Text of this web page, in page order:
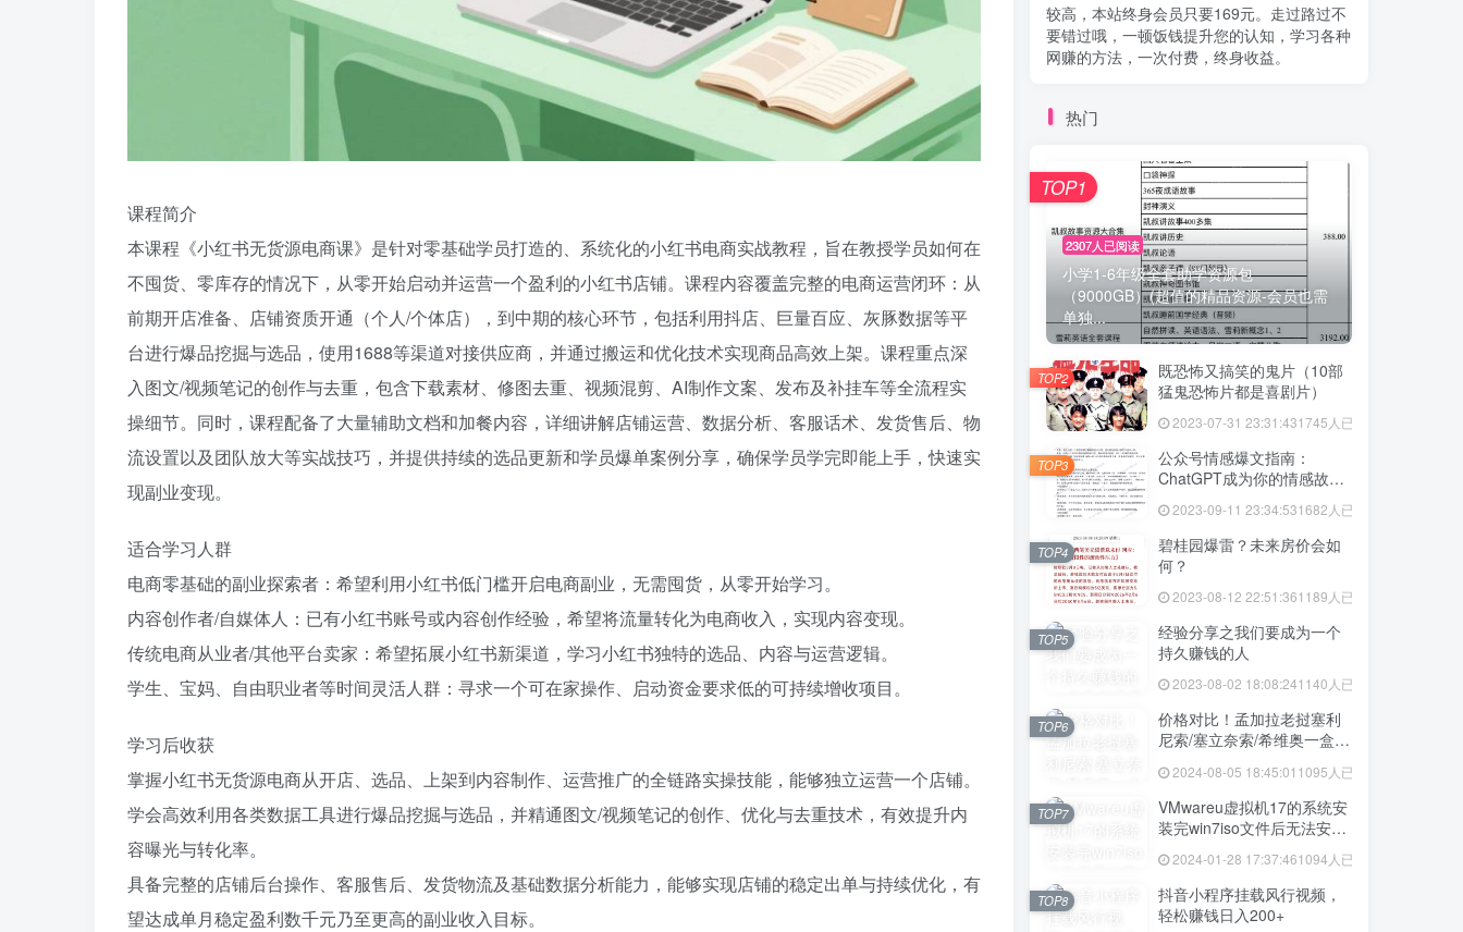
课程简介
本课程《小红书无货源电商课》是针对零基础学员打造的、系统化的小红书电商实战教程，旨在教授学员如何在
不囤货、零库存的情况下，从零开始启动并运营一个盈利的小红书店铺。课程内容覆盖完整的电商运营闭环：从
前期开店准备、店铺资质开通（个人/个体店），到中期的核心环节，包括利用抖店、巨量百应、灰豚数据等平
台进行爆品挖掘与选品，使用1688等渠道对接供应商，并通过搬运和优化技术实现商品高效上架。课程重点深
入图文/视频笔记的创作与去重，包含下载素材、修图去重、视频混剪、AI制作文案、发布及补挂车等全流程实
操细节。同时，课程配备了大量辅助文档和加餐内容，详细讲解店铺运营、数据分析、客服话术、发货售后、物
流设置以及团队放大等实战技巧，并提供持续的选品更新和学员爆单案例分享，确保学员学完即能上手，快速实
现副业变现。
适合学习人群
电商零基础的副业探索者：希望利用小红书低门槛开启电商副业，无需囤货，从零开始学习。
内容创作者/自媒体人：已有小红书账号或内容创作经验，希望将流量转化为电商收入，实现内容变现。
传统电商从业者/其他平台卖家：希望拓展小红书新渠道，学习小红书独特的选品、内容与运营逻辑。
学生、宝妈、自由职业者等时间灵活人群：寻求一个可在家操作、启动资金要求低的可持续增收项目。
学习后收获
掌握小红书无货源电商从开店、选品、上架到内容制作、运营推广的全链路实操技能，能够独立运营一个店铺。
学会高效利用各类数据工具进行爆品挖掘与选品，并精通图文/视频笔记的创作、优化与去重技术，有效提升内
容曝光与转化率。
具备完整的店铺后台操作、客服售后、发货物流及基础数据分析能力，能够实现店铺的稳定出单与持续优化，有
望达成单月稳定盈利数千元乃至更高的副业收入目标。
较高，本站终身会员只要169元。走过路过不
要错过哦，一顿饭钱提升您的认知，学习各种
网赚的方法，一次付费，终身收益。
热门
2307人已阅读
小学1-6年级全套助学资源包
（9000GB）(超值的精品资源-会员也需
单独...
TOP1
既恐怖又搞笑的鬼片（10部
猛鬼恐怖片都是喜剧片）
2023-07-31 23:31:431745人已阅读
TOP2
公众号情感爆文指南：
ChatGPT成为你的情感故事
好帮手！
2023-09-11 23:34:531682人已阅读
TOP3
碧桂园爆雷？未来房价会如
何？
2023-08-12 22:51:361189人已阅读
TOP4
经验分享之我们要成为一个
持久赚钱的人
2023-08-02 18:08:241140人已阅读
TOP5
价格对比！孟加拉老挝塞利
尼索/塞立奈索/希维奥一盒价
2024-08-05 18:45:01 1095人已阅读
TOP6
VMwareu虚拟机17的系统安
装完win7iso文件后无法安装
2024-01-28 17:37:461094人已阅读
TOP7
抖音小程序挂载风行视频，
轻松赚钱日入200+
TOP8